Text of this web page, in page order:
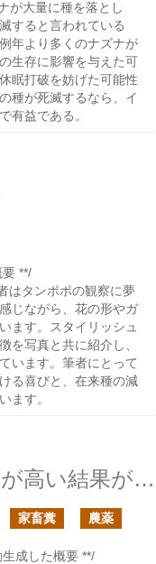
が大量に種を落とし
すると言われている
年より多くのナズナが
生存に影響を与えた可
眠打破を妨げた可能性
種が死滅するなら、イ
有益である。
**/
はタンポポの観察に夢
じながら、花の形やガ
ます。スタイリッシュ
を写真と共に紹介し、
います。筆者にとって
る喜びと、在来種の減
ます。
土壌分析でリン酸の数値が高い結果が返ってきたら次作は気を引き締めた方が良い
家畜糞 農薬
生成した概要 **/